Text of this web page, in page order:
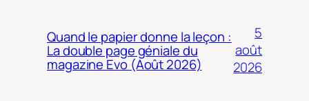
Quand le papier donne la leçon :
La double page géniale du
magazine Evo (Août 2026)
5
août
2026